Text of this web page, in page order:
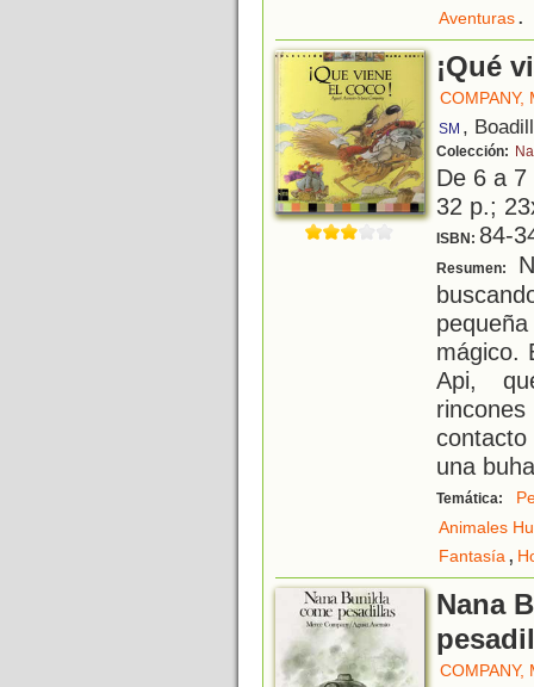
Aventuras.
¡Qué
COMPANY,
SM ,
Colección:
De 6 a
32 p.;
ISBN: 84-
Resumen:
mágico.
Api,
una
Temática:
Animales
Fantasía,
Nana
COMPANY,